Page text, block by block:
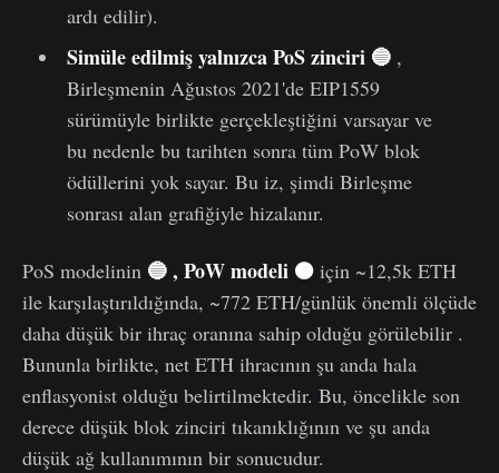
ardı edilir).
Simüle edilmişyalnızcaPoS zinciri 🔵,
Birleşmenin Ağustos 2021'de EIP1559
sürümüyle birlikte gerçekleştiğini varsayar ve
bu nedenle bu tarihten sonra tüm PoW blok
ödüllerini yok sayar. Bu iz, şimdi Birleşme
sonrası alan grafiğiyle hizalanır.
PoS modelinin 🔵 , PoW modeli 🟠 için ~12,5k ETH
ile karşılaştırıldığında, ~772 ETH/günlük önemli ölçüde
daha düşük bir ihraç oranına sahip olduğu görülebilir .
Bununla birlikte, net ETH ihracının şu anda hala
enflasyonist olduğu belirtilmektedir. Bu, öncelikle son
derece düşük blok zinciri tıkanıklığının ve şu anda
düşük ağ kullanımının bir sonucudur.